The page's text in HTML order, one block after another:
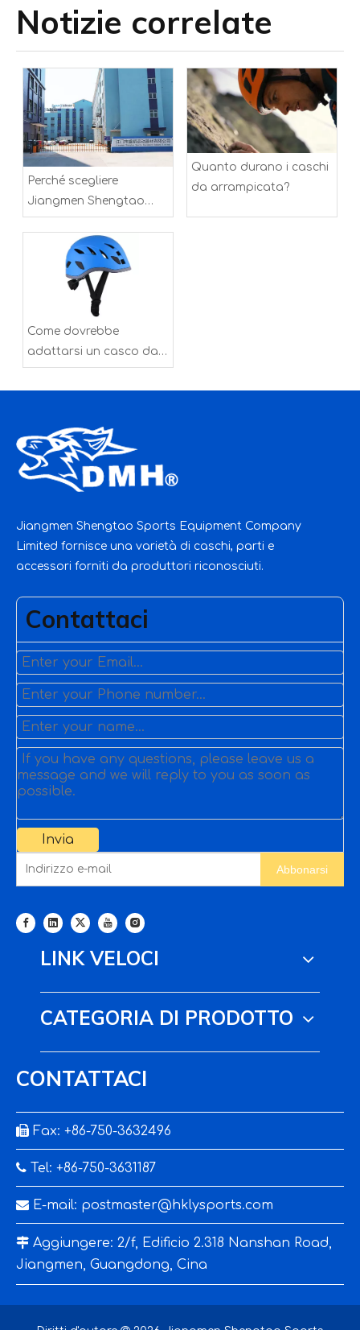
Notizie correlate
Perché scegliere
Jiangmen Shengtao
Sports Equipment
Company Limited per le
tue esigenze di casco?
Quanto durano i caschi
da arrampicata?
Come dovrebbe
adattarsi un casco da
arrampicata?
Jiangmen Shengtao Sports Equipment Company
Limited fornisce una varietà di caschi, parti e
accessori forniti da produttori riconosciuti.
Contattaci
Invia
Abbonarsi
LINK VELOCI
CATEGORIA DI PRODOTTO
CONTATTACI
 Fax: +86-750-3632496
 Tel: +86-750-3631187
 E-mail: postmaster@hklysports.com
 Aggiungere: 2/f, Edificio 2.318 Nanshan Road,
Jiangmen, Guangdong, Cina